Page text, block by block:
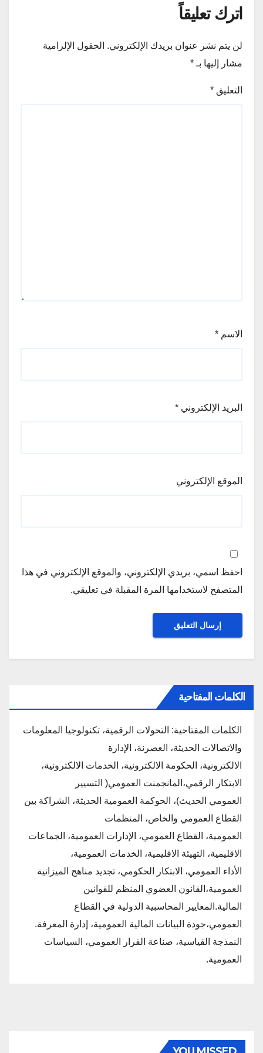
اترك تعليقاً
لن يتم نشر عنوان بريدك الإلكتروني. الحقول الإلزامية
مشار إليها بـ *
التعليق *
الاسم *
البريد الإلكتروني *
الموقع الإلكتروني
احفظ اسمي، بريدي الإلكتروني، والموقع الإلكتروني في هذا
المتصفح لاستخدامها المرة المقبلة في تعليقي.
الكلمات المفتاحية
الكلمات المفتاحية: التحولات الرقمية، تكنولوجيا المعلومات
والاتصالات الحديثة، العصرنة، الإدارة
الالكترونية، الحكومة الالكترونية، الخدمات الالكترونية،
الابتكار الرقمي،المانجمنت العمومي( التسيير
العمومي الحديث)، الحوكمة العمومية الحديثة، الشراكة بين
القطاع العمومي والخاص، المنظمات
العمومية، القطاع العمومي، الإدارات العمومية، الجماعات
الاقليمية، التهيئة الاقليمية، الخدمات العمومية،
الأداء العمومي، الابتكار الحكومي، تجديد مناهج الميزانية
العمومية،القانون العضوي المنظم للقوانين
المالية.المعايير المحاسبية الدولية في القطاع
العمومي،جودة البيانات المالية العمومية، إدارة المعرفة.
النمذجة القياسية، صناعة القرار العمومي، السياسات
العمومية.